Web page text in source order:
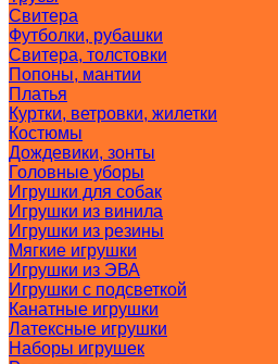
Свитера
Футболки, рубашки
Свитера, толстовки
Попоны, мантии
Платья
Куртки, ветровки, жилетки
Костюмы
Дождевики, зонты
Головные уборы
Игрушки для собак
Игрушки из винила
Игрушки из резины
Мягкие игрушки
Игрушки из ЭВА
Игрушки с подсветкой
Канатные игрушки
Латексные игрушки
Наборы игрушек